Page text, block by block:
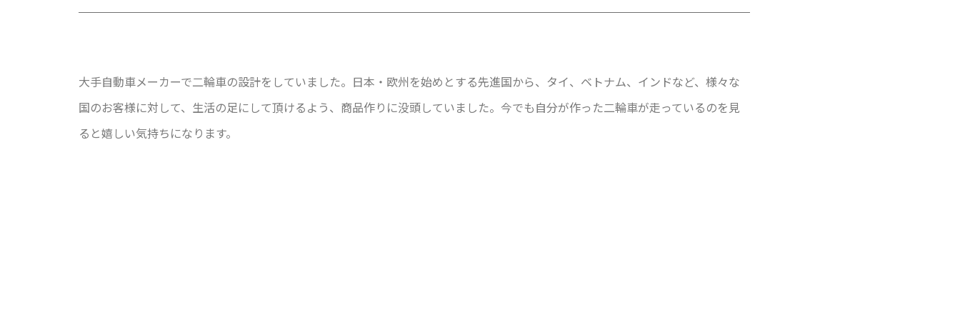
大手自動車メーカーで二輪車の設計をしていました。日本・欧州を始めとする先進国から、タイ、ベトナム、インドなど、様々な
国のお客様に対して、生活の足にして頂けるよう、商品作りに没頭していました。今でも自分が作った二輪車が走っているのを見
ると嬉しい気持ちになります。